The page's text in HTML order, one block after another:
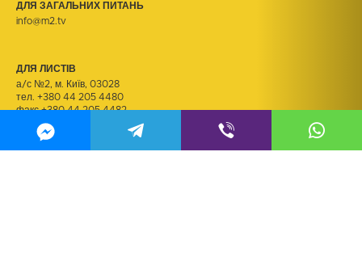
ДЛЯ ЗАГАЛЬНИХ ПИТАНЬ
info@m2.tv
ДЛЯ ЛИСТІВ
а/с №2, м. Київ, 03028
тел. +380 44 205 4480
факс +380 44 205 4482
ДЛЯ РЕЗЮМЕ
kadry@m2.tv